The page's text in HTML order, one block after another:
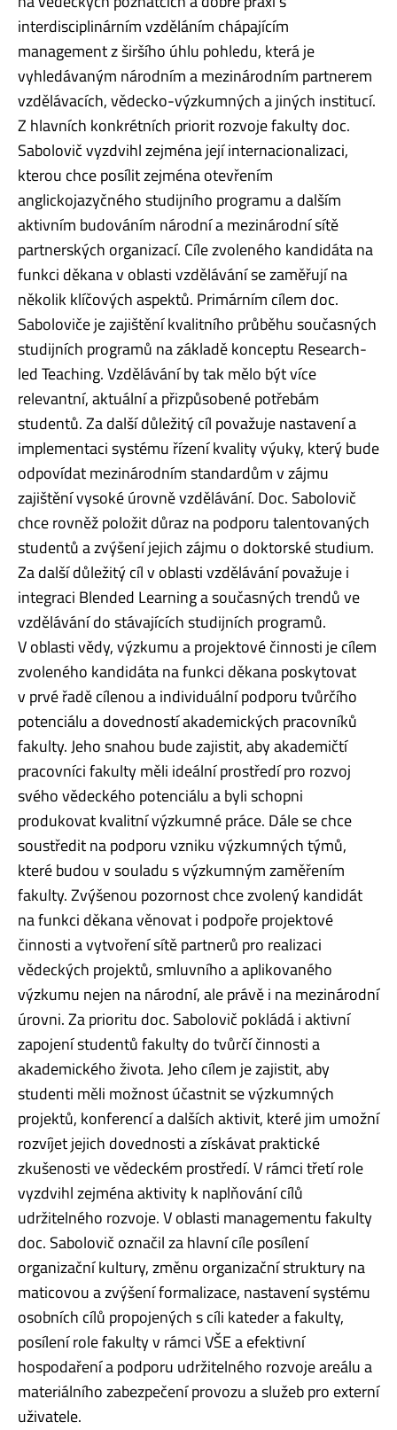
interdisciplinárním vzděláním chápajícím
management z širšího úhlu pohledu, která je
vyhledávaným národním a mezinárodním partnerem
vzdělávacích, vědecko-výzkumných a jiných institucí.
Z hlavních konkrétních priorit rozvoje fakulty doc.
Sabolovič vyzdvihl zejména její internacionalizaci,
kterou chce posílit zejména otevřením
anglickojazyčného studijního programu a dalším
aktivním budováním národní a mezinárodní sítě
partnerských organizací. Cíle zvoleného kandidáta na
funkci děkana v oblasti vzdělávání se zaměřují na
několik klíčových aspektů. Primárním cílem doc.
Saboloviče je zajištění kvalitního průběhu současných
studijních programů na základě konceptu Research-
led Teaching. Vzdělávání by tak mělo být více
relevantní, aktuální a přizpůsobené potřebám
studentů. Za další důležitý cíl považuje nastavení a
implementaci systému řízení kvality výuky, který bude
odpovídat mezinárodním standardům v zájmu
zajištění vysoké úrovně vzdělávání. Doc. Sabolovič
chce rovněž položit důraz na podporu talentovaných
studentů a zvýšení jejich zájmu o doktorské studium.
Za další důležitý cíl v oblasti vzdělávání považuje i
integraci Blended Learning a současných trendů ve
vzdělávání do stávajících studijních programů.
V oblasti vědy, výzkumu a projektové činnosti je cílem
zvoleného kandidáta na funkci děkana poskytovat
v prvé řadě cílenou a individuální podporu tvůrčího
potenciálu a dovedností akademických pracovníků
fakulty. Jeho snahou bude zajistit, aby akademičtí
pracovníci fakulty měli ideální prostředí pro rozvoj
svého vědeckého potenciálu a byli schopni
produkovat kvalitní výzkumné práce. Dále se chce
soustředit na podporu vzniku výzkumných týmů,
které budou v souladu s výzkumným zaměřením
fakulty. Zvýšenou pozornost chce zvolený kandidát
na funkci děkana věnovat i podpoře projektové
činnosti a vytvoření sítě partnerů pro realizaci
vědeckých projektů, smluvního a aplikovaného
výzkumu nejen na národní, ale právě i na mezinárodní
úrovni. Za prioritu doc. Sabolovič pokládá i aktivní
zapojení studentů fakulty do tvůrčí činnosti a
akademického života. Jeho cílem je zajistit, aby
studenti měli možnost účastnit se výzkumných
projektů, konferencí a dalších aktivit, které jim umožní
rozvíjet jejich dovednosti a získávat praktické
zkušenosti ve vědeckém prostředí. V rámci třetí role
vyzdvihl zejména aktivity k naplňování cílů
udržitelného rozvoje. V oblasti managementu fakulty
doc. Sabolovič označil za hlavní cíle posílení
organizační kultury, změnu organizační struktury na
maticovou a zvýšení formalizace, nastavení systému
osobních cílů propojených s cíli kateder a fakulty,
posílení role fakulty v rámci VŠE a efektivní
hospodaření a podporu udržitelného rozvoje areálu a
materiálního zabezpečení provozu a služeb pro externí
uživatele.